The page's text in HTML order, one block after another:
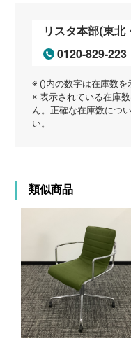
リスタ本部(東北
0120-829-223
※ ()内の数字は在庫数を
※ 表示されている在庫
ん。正確な在庫数につ
い。
類似商品